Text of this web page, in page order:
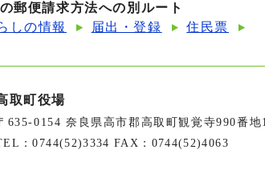
郵便請求方法への別ルート
しの情報 届出・登録 住民票
取町役場
635-0154 奈良県高市郡高取町観覚寺990番地
：0744(52)3334 FAX：0744(52)4063